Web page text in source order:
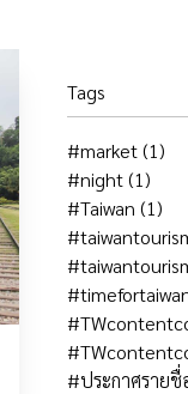
Tags
#market(1)
#night(1)
#Taiwan (1)
#ประกาศรายชื่